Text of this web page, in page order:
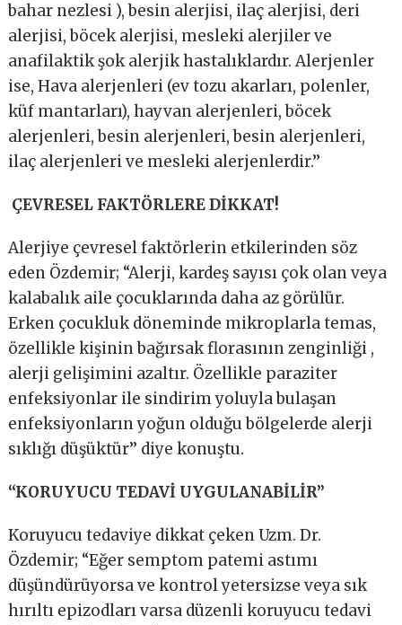
bahar nezlesi ), besin alerjisi, ilaç alerjisi, deri
alerjisi, böcek alerjisi, mesleki alerjiler ve
anafilaktik şok alerjik hastalıklardır. Alerjenler
ise, Hava alerjenleri (ev tozu akarları, polenler,
küf mantarları), hayvan alerjenleri, böcek
alerjenleri, besin alerjenleri, besin alerjenleri,
ilaç alerjenleri ve mesleki alerjenlerdir.’’
ÇEVRESEL FAKTÖRLERE DİKKAT!
Alerjiye çevresel faktörlerin etkilerinden söz
eden Özdemir; “Alerji, kardeş sayısı çok olan veya
kalabalık aile çocuklarında daha az görülür.
Erken çocukluk döneminde mikroplarla temas,
özellikle kişinin bağırsak florasının zenginliği ,
alerji gelişimini azaltır. Özellikle paraziter
enfeksiyonlar ile sindirim yoluyla bulaşan
enfeksiyonların yoğun olduğu bölgelerde alerji
sıklığı düşüktür’’ diye konuştu.
“KORUYUCU TEDAVİ UYGULANABİLİR”
Koruyucu tedaviye dikkat çeken Uzm. Dr.
Özdemir; “Eğer semptom patemi astımı
düşündürüyorsa ve kontrol yetersizse veya sık
hırıltı epizodları varsa düzenli koruyucu tedavi